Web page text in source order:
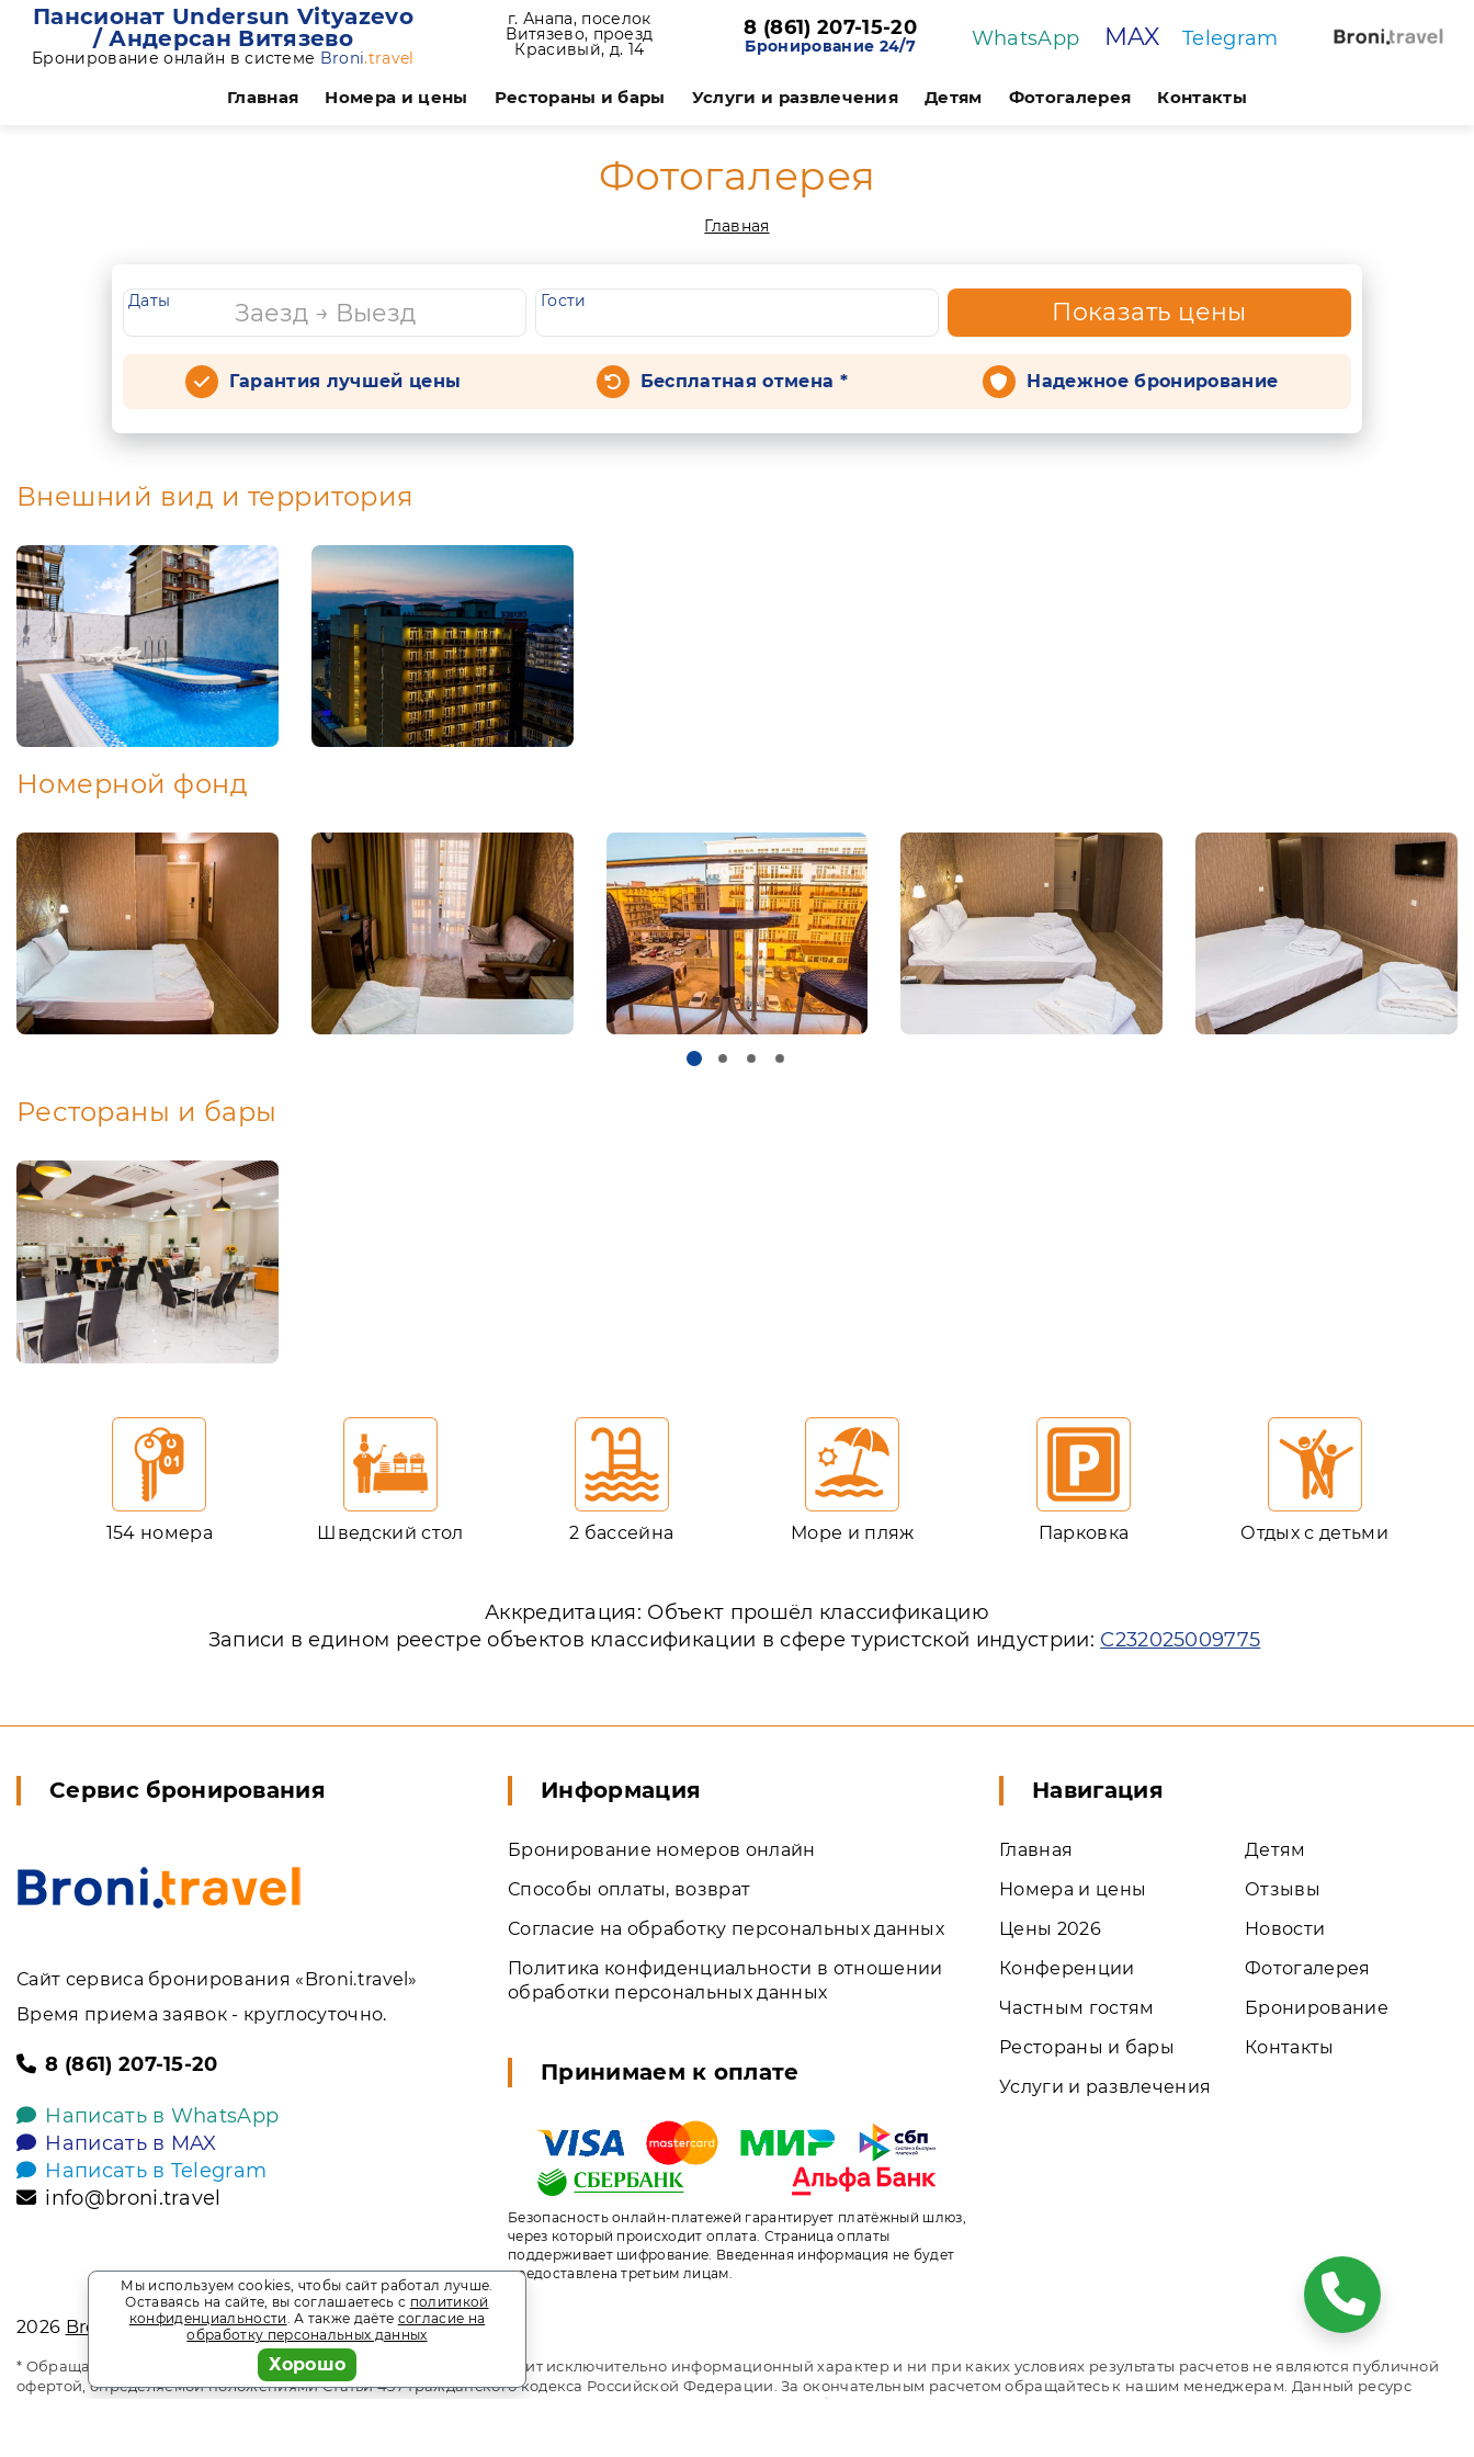
Пансионат Undersun Vityazevo
/ Андерсан Витязево
Бронирование онлайн в системе Broni.travel
г. Анапа, поселок
Витязево, проезд
Красивый, д. 14
8 (861) 207-15-20
Бронирование 24/7 WhatsApp MAX Telegram
Главная Номера и цены Рестораны и бары Услуги и развлечения Детям Фотогалерея Контакты
Фотогалерея
Главная
Даты Гости Показать цены
Гарантия лучшей цены Бесплатная отмена * Надежное бронирование
Внешний вид и территория
Номерной фонд
Рестораны и бары
154 номера Шведский стол 2 бассейна Море и пляж Парковка Отдых с детьми
Аккредитация: Объект прошёл классификацию
Записи в едином реестре объектов классификации в сфере туристской индустрии: С232025009775
Сервис бронирования
Сайт сервиса бронирования «Broni.travel»
Время приема заявок - круглосуточно.
8 (861) 207-15-20
Написать в WhatsApp
Написать в MAX
Написать в Telegram
info@broni.travel
Информация
Бронирование номеров онлайн
Способы оплаты, возврат
Согласие на обработку персональных данных
Политика конфиденциальности в отношении
обработки персональных данных
Принимаем к оплате
Безопасность онлайн-платежей гарантирует платёжный шлюз,
через который происходит оплата. Страница оплаты
поддерживает шифрование. Введенная информация не будет
предоставлена третьим лицам.
Навигация
Главная
Номера и цены
Цены 2026
Конференции
Частным гостям
Рестораны и бары
Услуги и развлечения
Детям
Отзывы
Новости
Фотогалерея
Бронирование
Контакты
2026 Broni.travel
* Обращаем ваше внимание на то, что данный интернет-сайт носит исключительно информационный характер и ни при каких условиях результаты расчетов не являются публичной
офертой, определяемой положениями Статьи 437 Гражданского кодекса Российской Федерации. За окончательным расчетом обращайтесь к нашим менеджерам. Данный ресурс
Мы используем cookies, чтобы сайт работал лучше.
Оставаясь на сайте, вы соглашаетесь с политикой
конфиденциальности. А также даёте согласие на
обработку персональных данных
Хорошо